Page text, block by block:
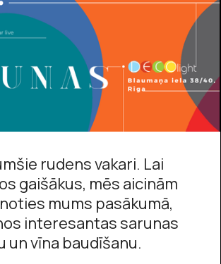
rudens vakari. Lai
gaišākus, mēs aicinām
mums pasākumā,
interesantas sarunas
un vīna baudīšanu.